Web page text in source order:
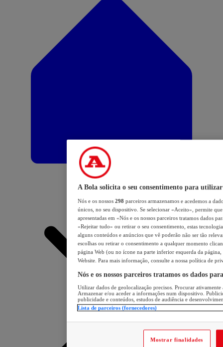
A Bola solicita o seu consentimento para utilizar
Nós e os nossos 298 parceiros armazenamos e acedemos a
únicos, no seu dispositivo. Se selecionar «Aceito», permite
apresentadas em «Nós e os nossos parceiros tratamos dados
«Rejeitar tudo» ou retirar o seu consentimento, estas
alguns conteúdos e anúncios que vê poderão não ser tão
escolhas ou retirar o consentimento a qualquer momento
página Web (ou no ícone na parte inferior esquerda da página,
Website. Para mais informação, consulte a nossa política de
Nós e os nossos parceiros tratamos os dados
Utilizar dados de geolocalização precisos. Procurar
Armazenar e/ou aceder a informações num dispositivo.
publicidade e conteúdos, estudos de audiência e
Lista de parceiros (fornecedores)
Mostrar finalidades